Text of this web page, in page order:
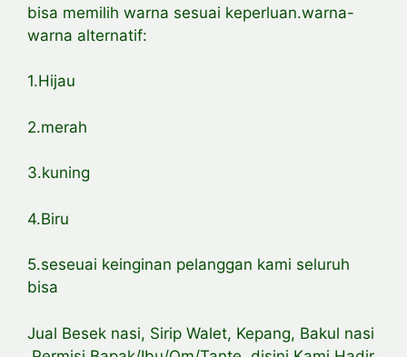
bisa memilih warna sesuai keperluan.warna-
warna alternatif:
1.Hijau
2.merah
3.kuning
4.Biru
5.seseuai keinginan pelanggan kami seluruh
bisa
Jual Besek nasi, Sirip Walet, Kepang, Bakul nasi